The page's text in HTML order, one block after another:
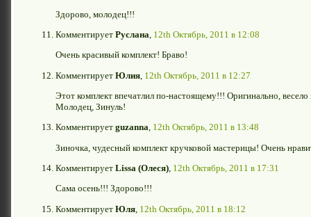
Здорово, молодец!!!
Комментирует Руслана, 12th Октябрь, 2011 в 12:08
Очень красивый комплект! Браво!
Комментирует Юлия 12th Октябрь, 2011 в 12:27
Этот комплект впечатлил по-настоящему!!! Оригинально, весело
Молодец, Зинуль!
Комментирует guzanna, 12th Октябрь, 2011 в 13:48
Зиночка, чудесный комплект кручковой мастерицы! Очень
Комментирует Lissa (Олеся), 12th Октябрь, 2011 в 17:31
Сама осень!!! Здорово!!!
Комментирует Юля 12th Октябрь, 2011 в 18:12